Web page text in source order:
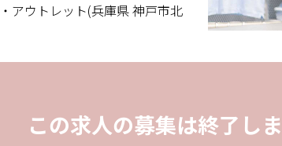
アウトレット(兵庫県 神戸市北
この求人の募集は終了し